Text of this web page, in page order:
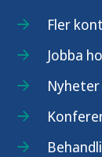
ANDTS
Risk-
Lyckas
Fler
Jobba
Nyheter